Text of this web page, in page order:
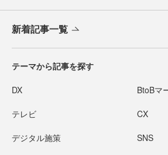
新着記事一覧
テーマから記事を探す
DX BtoBマ
テレビ CX
デジタル施策 SNS